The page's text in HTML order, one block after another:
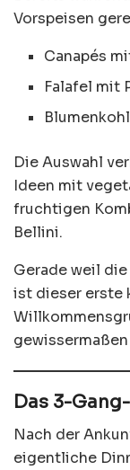
Vorspeisen
Canapés
Falafel mit
Die Auswahl
Ideen mit
fruchtigen
Bellini.
Gerade weil
ist dieser erste
Das 3-
Nach der
eigentliche